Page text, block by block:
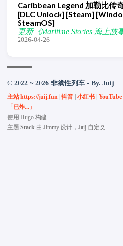
Caribbean Legend 加勒比传
[DLC Unlock] [Steam]
SteamOS]
更新《Maritime Stories 海上故
2026-04-26
© 2022 ~ 2026 非线性列车 - By. Juij
主站 https://juij.fun 抖音 小红书 YouTube
「已炸...」
使用 Hugo 构建
主题 Stack 由 Jimmy 设计，Juij 自定义